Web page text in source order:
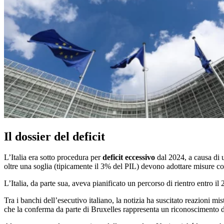
Il dossier del deficit
L’Italia era sotto procedura perdeficit eccessivo dal 2024, a causa di
oltre una soglia (tipicamente il 3% del PIL) devono adottare misure
L’Italia, da parte sua, aveva pianificato un percorso di rientro entro
Tra i banchi dell’esecutivo italiano, la notizia ha suscitato reazioni
che la conferma da parte di Bruxelles rappresenta un riconoscimento